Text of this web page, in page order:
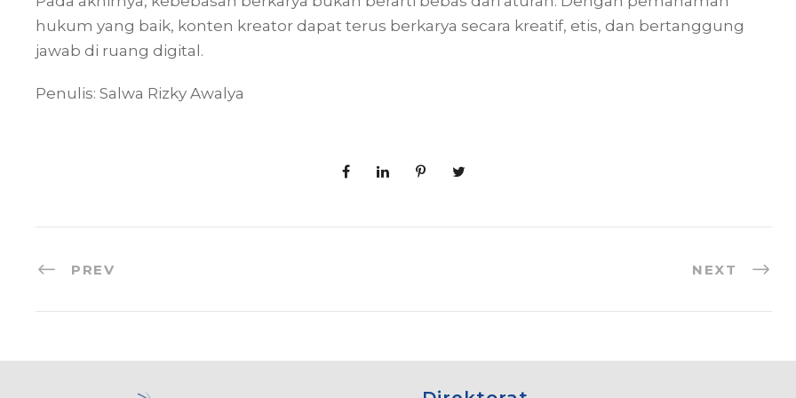
hukum yang baik, konten kreator dapat terus berkarya secara kreatif, etis, dan bertanggung
jawab di ruang digital.
Penulis: Salwa Rizky Awalya
PREV NEXT